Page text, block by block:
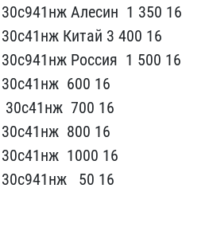
Алесин ​ 1 350 16
Кит​ай 3 400 ​16
Россия ​ 1 500 16
6​00 16
700 16
8​00 16
1000 16
50 16